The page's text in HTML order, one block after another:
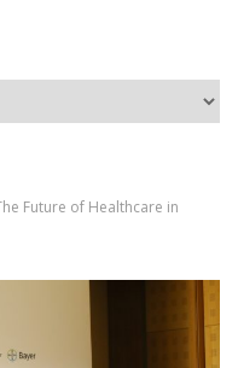
Future of Healthcare in